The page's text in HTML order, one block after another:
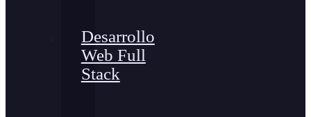
Desarrollo
Web Full
Stack